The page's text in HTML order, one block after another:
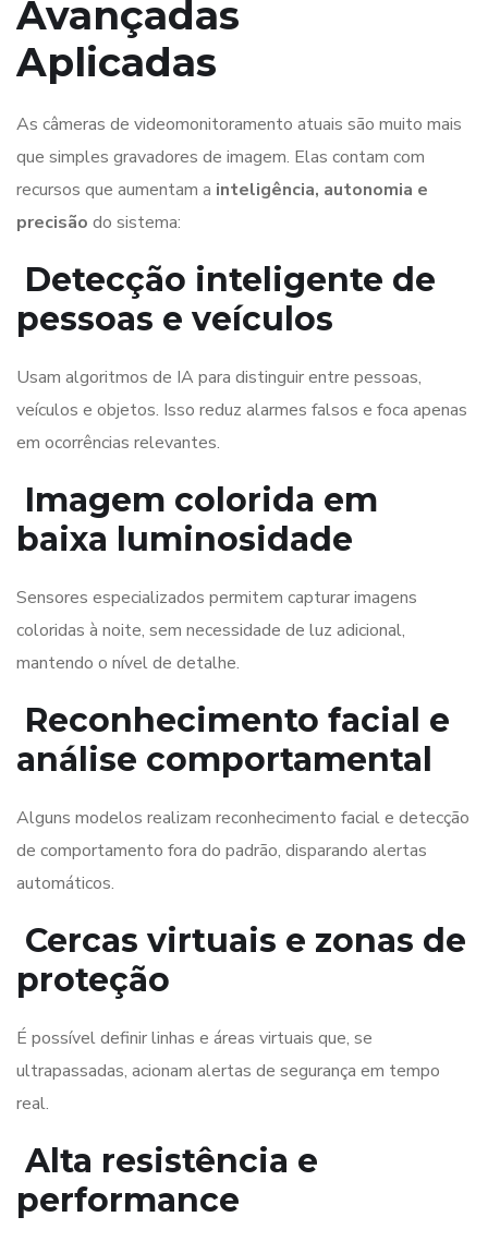
Avançadas
Aplicadas
As câmeras de videomonitoramento atuais são muito mais
que simples gravadores de imagem. Elas contam com
recursos que aumentam a inteligência, autonomia e
precisão do sistema:
Detecção inteligente de
pessoas e veículos
Usam algoritmos de IA para distinguir entre pessoas,
veículos e objetos. Isso reduz alarmes falsos e foca apenas
em ocorrências relevantes.
Imagem colorida em
baixa luminosidade
Sensores especializados permitem capturar imagens
coloridas à noite, sem necessidade de luz adicional,
mantendo o nível de detalhe.
Reconhecimento facial e
análise comportamental
Alguns modelos realizam reconhecimento facial e detecção
de comportamento fora do padrão, disparando alertas
automáticos.
Cercas virtuais e zonas de
proteção
É possível definir linhas e áreas virtuais que, se
ultrapassadas, acionam alertas de segurança em tempo
real.
Alta resistência e
performance